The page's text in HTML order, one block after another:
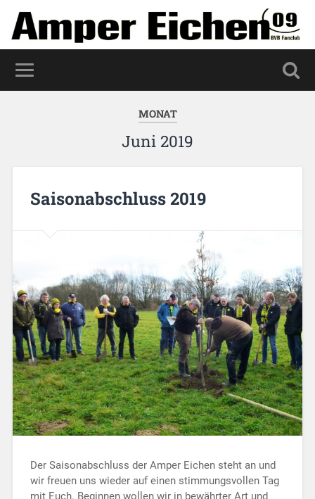
MONAT
Juni 2019
Saisonabschluss 2019
Der Saisonabschluss der Amper Eichen steht an und
wir freuen uns wieder auf einen stimmungsvollen Tag
mit Euch. Beginnen wollen wir in bewährter Art und